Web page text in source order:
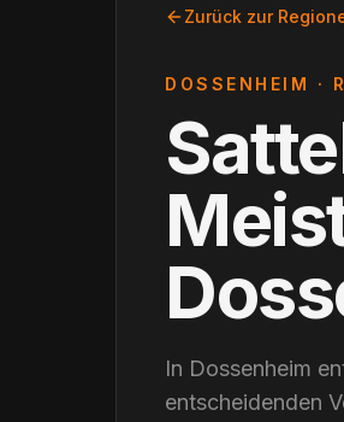
Zurück zur
DOSSENHEIM ·
In Dossenheim
entscheidenden